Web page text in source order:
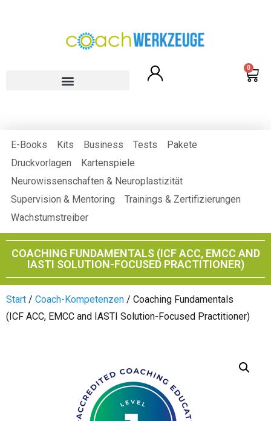
0
E-Books Kits Business Tests
Pakete
Druckvorlagen
Kartenspiele
Neurowissenschaften & Neuroplastizität
Supervision & Mentoring
Trainings & Zertifizierungen
Wachstumstreiber
COACHING FUNDAMENTALS (ICF ACC, EMCC AND
IASTI SOLUTION-FOCUSED PRACTITIONER)
Start / Coach-Kompetenzen / Coaching Fundamentals
(ICF ACC, EMCC and IASTI Solution-Focused Practitioner)